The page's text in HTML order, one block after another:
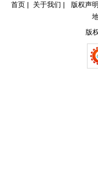
首页 | 关于我们 | 版权声明
版